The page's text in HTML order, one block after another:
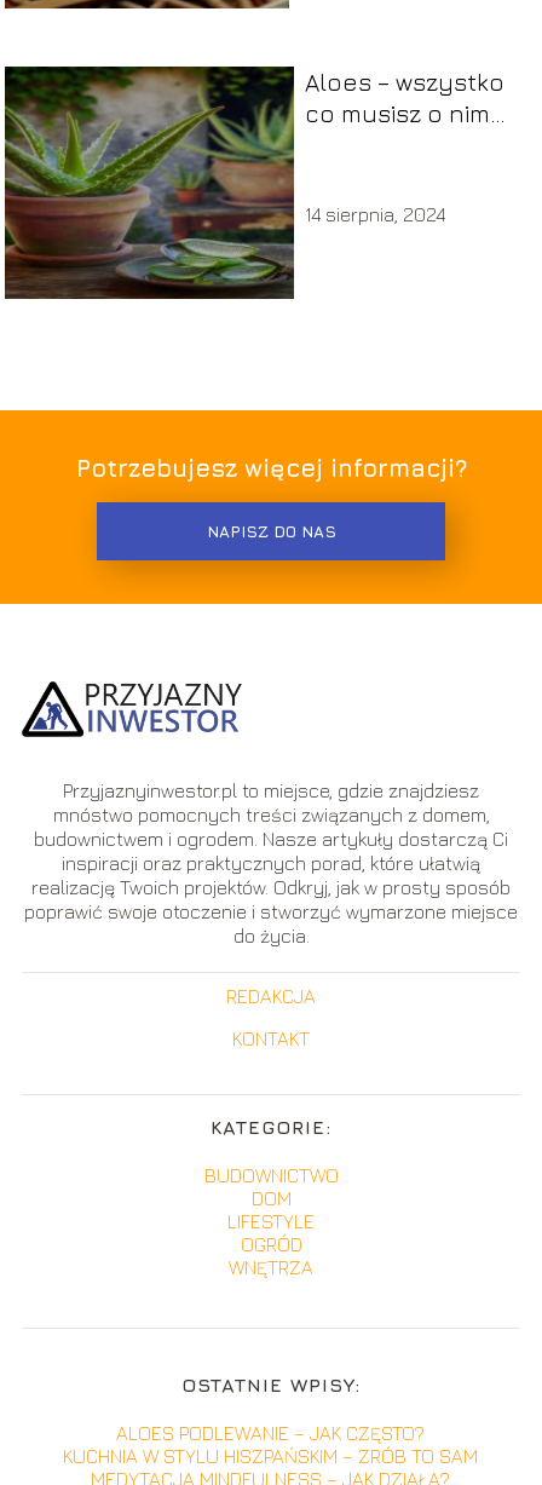
Aloes – wszystko
co musisz o nim
14 sierpnia, 2024
Potrzebujesz więcej informacji?
NAPISZ DO NAS
Przyjaznyinwestor.pl to miejsce, gdzie znajdziesz
mnóstwo pomocnych treści związanych z domem,
budownictwem i ogrodem. Nasze artykuły dostarczą Ci
inspiracji oraz praktycznych porad, które ułatwią
realizację Twoich projektów. Odkryj, jak w prosty sposób
poprawić swoje otoczenie i stworzyć wymarzone miejsce
do życia.
REDAKCJA
KONTAKT
KATEGORIE:
BUDOWNICTWO
DOM
LIFESTYLE
OGRÓD
WNĘTRZA
OSTATNIE WPISY:
ALOES PODLEWANIE – JAK CZĘSTO?
KUCHNIA W STYLU HISZPAŃSKIM – ZRÓB TO SAM
MEDYTACJA MINDFULNESS – JAK DZIAŁA?